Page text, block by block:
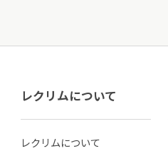
レクリムについて
レクリムについて